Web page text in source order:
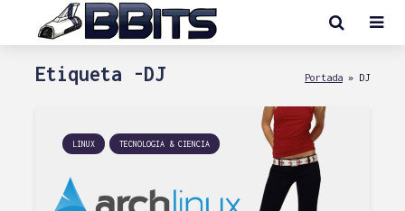
Etiqueta -DJ Portada » DJ
LINUX TECNOLOGIA & CIENCIA